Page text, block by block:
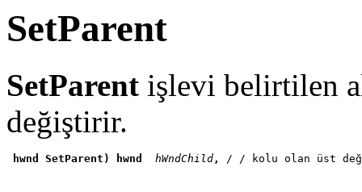
SetParent
SetParent işlevi belirtilen
değiştirir.
hwnd SetParent) hwnd hWndChild, / / kolu olan üst